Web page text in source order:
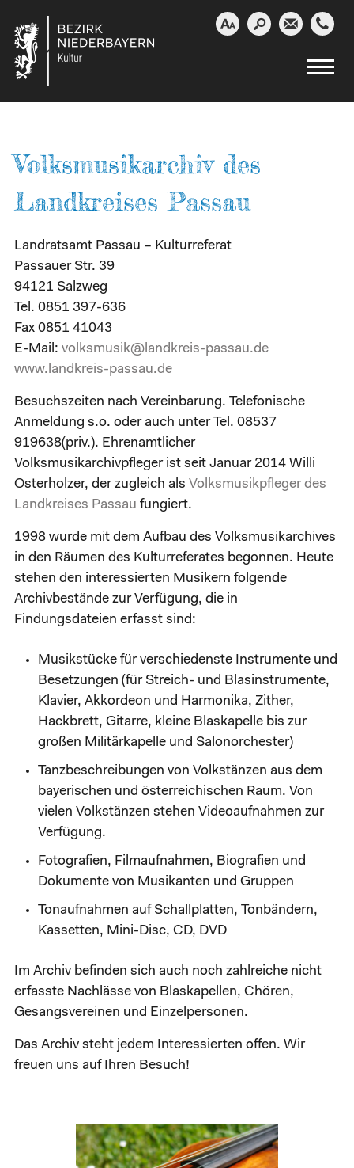
   
Volksmusikarchiv des
Landkreises Passau
Landratsamt Passau – Kulturreferat
Passauer Str. 39
94121 Salzweg
Tel. 0851 397-636
Fax 0851 41043
E-Mail: volksmusik@landkreis-passau.de
www.landkreis-passau.de
Besuchszeiten nach Vereinbarung. Telefonische
Anmeldung s.o. oder auch unter Tel. 08537
919638(priv.). Ehrenamtlicher
Volksmusikarchivpfleger ist seit Januar 2014 Willi
Osterholzer, der zugleich als Volksmusikpfleger des
Landkreises Passau fungiert.
1998 wurde mit dem Aufbau des Volksmusikarchives
in den Räumen des Kulturreferates begonnen. Heute
stehen den interessierten Musikern folgende
Archivbestände zur Verfügung, die in
Findungsdateien erfasst sind:
Musikstücke für verschiedenste Instrumente und
Besetzungen (für Streich- und Blasinstrumente,
Klavier, Akkordeon und Harmonika, Zither,
Hackbrett, Gitarre, kleine Blaskapelle bis zur
großen Militärkapelle und Salonorchester)
Tanzbeschreibungen von Volkstänzen aus dem
bayerischen und österreichischen Raum. Von
vielen Volkstänzen stehen Videoaufnahmen zur
Verfügung.
Fotografien, Filmaufnahmen, Biografien und
Dokumente von Musikanten und Gruppen
Tonaufnahmen auf Schallplatten, Tonbändern,
Kassetten, Mini-Disc, CD, DVD
Im Archiv befinden sich auch noch zahlreiche nicht
erfasste Nachlässe von Blaskapellen, Chören,
Gesangsvereinen und Einzelpersonen.
Das Archiv steht jedem Interessierten offen. Wir
freuen uns auf Ihren Besuch!